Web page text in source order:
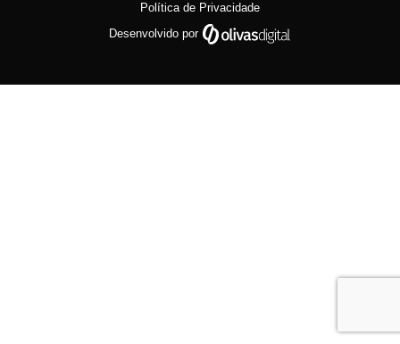
Política de Privacidade
Desenvolvido por